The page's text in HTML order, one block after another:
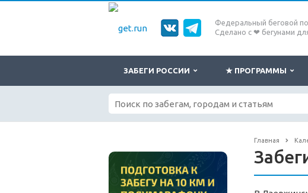
Федеральный беговой
Сделано с ❤ бегунами
ЗАБЕГИ РОССИИ ★ ПРОГРАММЫ
Главная